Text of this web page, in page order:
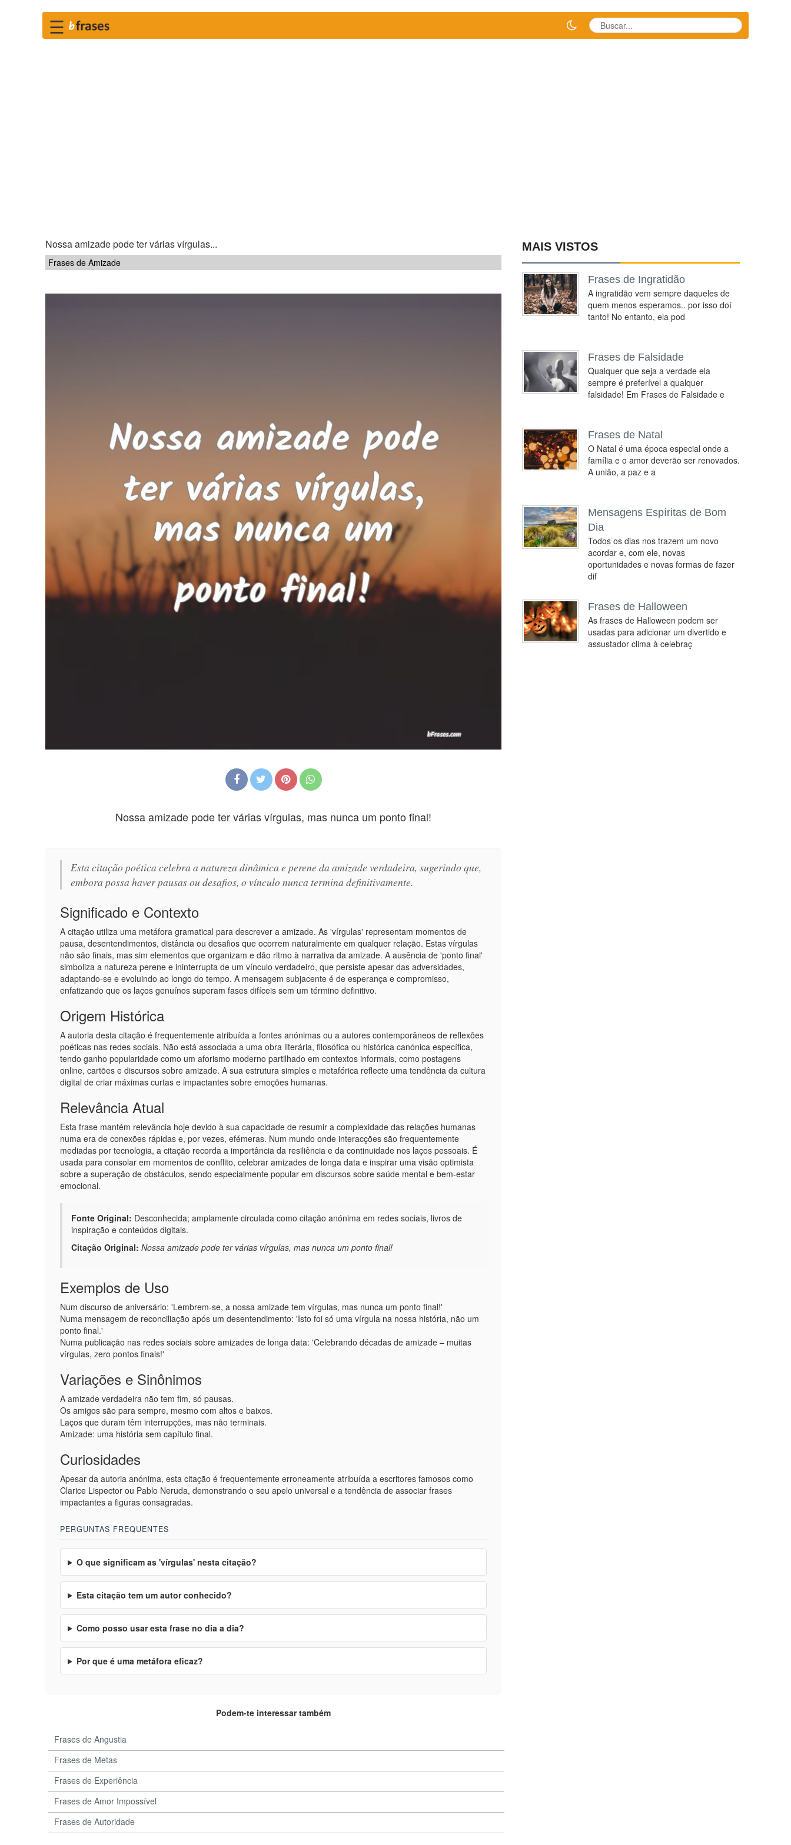
☰
Nossa amizade pode ter várias vírgulas...
Frases de Amizade
Nossa amizade pode ter várias vírgulas, mas nunca um ponto final!
Esta citação poética celebra a natureza dinâmica e perene da amizade verdadeira, sugerindo que,
embora possa haver pausas ou desafios, o vínculo nunca termina definitivamente.
Significado e Contexto
A citação utiliza uma metáfora gramatical para descrever a amizade. As 'vírgulas' representam momentos de
pausa, desentendimentos, distância ou desafios que ocorrem naturalmente em qualquer relação. Estas vírgulas
não são finais, mas sim elementos que organizam e dão ritmo à narrativa da amizade. A ausência de 'ponto final'
simboliza a natureza perene e ininterrupta de um vínculo verdadeiro, que persiste apesar das adversidades,
adaptando-se e evoluindo ao longo do tempo. A mensagem subjacente é de esperança e compromisso,
enfatizando que os laços genuínos superam fases difíceis sem um término definitivo.
Origem Histórica
A autoria desta citação é frequentemente atribuída a fontes anónimas ou a autores contemporâneos de reflexões
poéticas nas redes sociais. Não está associada a uma obra literária, filosófica ou histórica canónica específica,
tendo ganho popularidade como um aforismo moderno partilhado em contextos informais, como postagens
online, cartões e discursos sobre amizade. A sua estrutura simples e metafórica reflecte uma tendência da cultura
digital de criar máximas curtas e impactantes sobre emoções humanas.
Relevância Atual
Esta frase mantém relevância hoje devido à sua capacidade de resumir a complexidade das relações humanas
numa era de conexões rápidas e, por vezes, efémeras. Num mundo onde interacções são frequentemente
mediadas por tecnologia, a citação recorda a importância da resiliência e da continuidade nos laços pessoais. É
usada para consolar em momentos de conflito, celebrar amizades de longa data e inspirar uma visão optimista
sobre a superação de obstáculos, sendo especialmente popular em discursos sobre saúde mental e bem-estar
emocional.
Fonte Original: Desconhecida; amplamente circulada como citação anónima em redes sociais, livros de
inspiração e conteúdos digitais.
Citação Original: Nossa amizade pode ter várias vírgulas, mas nunca um ponto final!
Exemplos de Uso
Num discurso de aniversário: 'Lembrem-se, a nossa amizade tem vírgulas, mas nunca um ponto final!'
Numa mensagem de reconciliação após um desentendimento: 'Isto foi só uma vírgula na nossa história, não um
ponto final.'
Numa publicação nas redes sociais sobre amizades de longa data: 'Celebrando décadas de amizade – muitas
vírgulas, zero pontos finais!'
Variações e Sinônimos
A amizade verdadeira não tem fim, só pausas.
Os amigos são para sempre, mesmo com altos e baixos.
Laços que duram têm interrupções, mas não terminais.
Amizade: uma história sem capítulo final.
Curiosidades
Apesar da autoria anónima, esta citação é frequentemente erroneamente atribuída a escritores famosos como
Clarice Lispector ou Pablo Neruda, demonstrando o seu apelo universal e a tendência de associar frases
impactantes a figuras consagradas.
PERGUNTAS FREQUENTES
O que significam as 'vírgulas' nesta citação?
Esta citação tem um autor conhecido?
Como posso usar esta frase no dia a dia?
Por que é uma metáfora eficaz?
Podem-te interessar também
Frases de Angustia
Frases de Metas
Frases de Experiência
Frases de Amor Impossível
Frases de Autoridade
MAIS VISTOS
Frases de Ingratidão
A ingratidão vem sempre daqueles de
quem menos esperamos.. por isso doí
tanto! No entanto, ela pod
Frases de Falsidade
Qualquer que seja a verdade ela
sempre é preferível a qualquer
falsidade! Em Frases de Falsidade e
Frases de Natal
O Natal é uma época especial onde a
família e o amor deverão ser renovados.
A união, a paz e a
Mensagens Espíritas de Bom
Dia
Todos os dias nos trazem um novo
acordar e, com ele, novas
oportunidades e novas formas de fazer
dif
Frases de Halloween
As frases de Halloween podem ser
usadas para adicionar um divertido e
assustador clima à celebraç